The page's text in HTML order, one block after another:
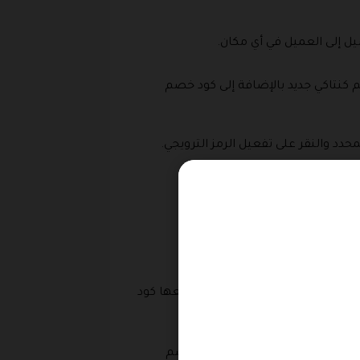
إلى العميل في أي مكان.
كنتاكي جديد بالإضافة إلى كود خصم
والنقر على تفعيل الرمز الترويجي.
التي يقدمها المتجر ويقدم معها كود
مشهورة، ايضا ينطبق عليها كود خصم